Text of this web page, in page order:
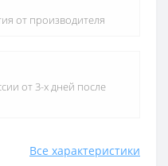
Все характеристики
от производителя
от 3-х дней после